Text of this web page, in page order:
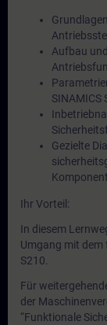
Aufbau
SINAMICS
Gezielte
Ihr Vorteil:
In diesem
Umgang mit dem
S210.
Für
der
“Funktionale